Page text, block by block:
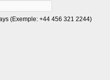
(Exemple: +44 456 321 2244)